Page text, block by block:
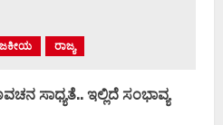
ರಾಜ್ಯ
ಸಾಧ್ಯತೆ.. ಇಲ್ಲಿದೆ ಸಂಭಾವ್ಯ